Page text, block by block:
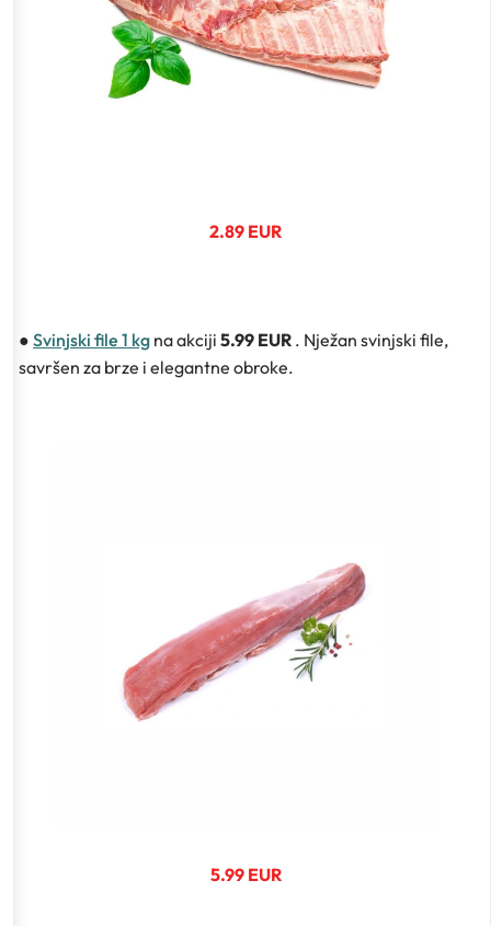
2.89 EUR
● Svinjski file 1 kg na akciji 5.99 EUR . Nježan svinjski file,
savršen za brze i elegantne obroke.
5.99 EUR